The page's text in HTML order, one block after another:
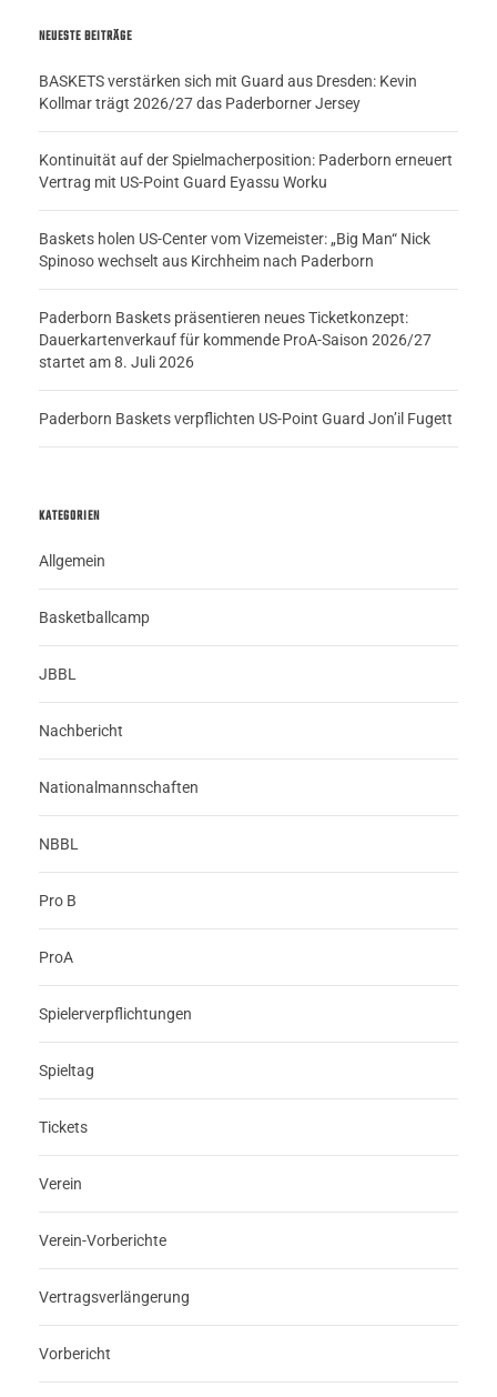
NEUESTE BEITRÄGE
BASKETS verstärken sich mit Guard aus Dresden: Kevin
Kollmar trägt 2026/27 das Paderborner Jersey
Kontinuität auf der Spielmacherposition: Paderborn erneuert
Vertrag mit US-Point Guard Eyassu Worku
Baskets holen US-Center vom Vizemeister: „Big Man“ Nick
Spinoso wechselt aus Kirchheim nach Paderborn
Paderborn Baskets präsentieren neues Ticketkonzept:
Dauerkartenverkauf für kommende ProA-Saison 2026/27
startet am 8. Juli 2026
Paderborn Baskets verpflichten US-Point Guard Jon’il Fugett
KATEGORIEN
Allgemein
Basketballcamp
JBBL
Nachbericht
Nationalmannschaften
NBBL
Pro B
ProA
Spielerverpflichtungen
Spieltag
Tickets
Verein
Verein-Vorberichte
Vertragsverlängerung
Vorbericht